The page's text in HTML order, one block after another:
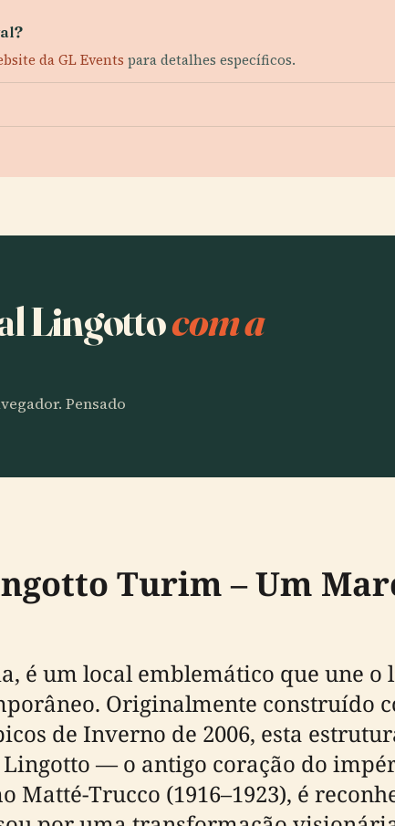
da GL Events para detalhes específicos.
Lingottocom a
Pensado
Turim – Um
é um local emblemático que une
Originalmente construído
de Inverno de 2006, esta
— o antigo coração do
Matté-Trucco (1916–1923), é